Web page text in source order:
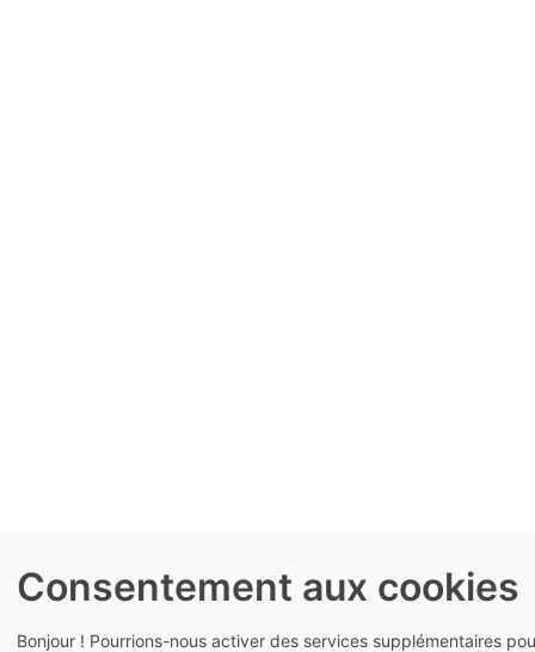
Consentement aux cookies
Bonjour ! Pourrions-nous activer des services supplémentaires